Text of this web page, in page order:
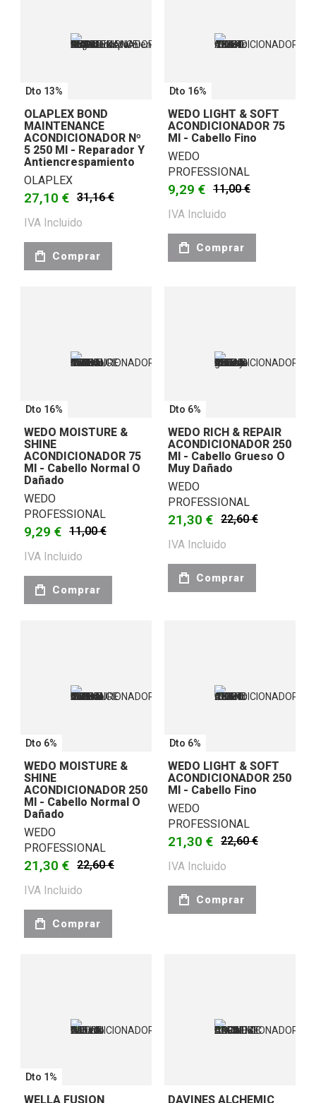
Dto 13%
OLAPLEX BOND
MAINTENANCE
ACONDICIONADOR Nº
5 250 Ml - Reparador Y
Antiencrespamiento
OLAPLEX
27,10 € 31,16 €
IVA Incluido
Comprar
Dto 16%
WEDO LIGHT & SOFT
ACONDICIONADOR 75
Ml - Cabello Fino
WEDO
PROFESSIONAL
9,29 € 11,00 €
IVA Incluido
Comprar
Dto 16%
WEDO MOISTURE &
SHINE
ACONDICIONADOR 75
Ml - Cabello Normal O
Dañado
WEDO
PROFESSIONAL
9,29 € 11,00 €
IVA Incluido
Comprar
Dto 6%
WEDO RICH & REPAIR
ACONDICIONADOR 250
Ml - Cabello Grueso O
Muy Dañado
WEDO
PROFESSIONAL
21,30 € 22,60 €
IVA Incluido
Comprar
Dto 6%
WEDO MOISTURE &
SHINE
ACONDICIONADOR 250
Ml - Cabello Normal O
Dañado
WEDO
PROFESSIONAL
21,30 € 22,60 €
IVA Incluido
Comprar
Dto 6%
WEDO LIGHT & SOFT
ACONDICIONADOR 250
Ml - Cabello Fino
WEDO
PROFESSIONAL
21,30 € 22,60 €
IVA Incluido
Comprar
Dto 1%
WELLA FUSION
DAVINES ALCHEMIC